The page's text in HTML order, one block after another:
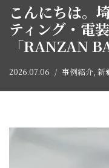
へ
ス
プ
こんにちは。
ティング・電
「RANZAN
2026.07.06 事例紹介, 新